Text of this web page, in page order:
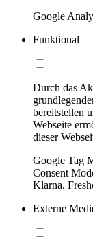
Google
Funktional
Durch das
bereitstellen
Webseite
dieser
Google Tag
Consent
Klarna,
Externe